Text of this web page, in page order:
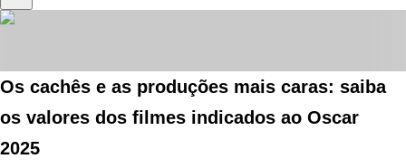
Os cachês e as produções mais caras: saiba
os valores dos filmes indicados ao Oscar
2025